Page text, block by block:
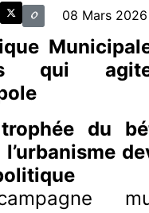
08 Mars 2026
qui
du
l’urbanisme